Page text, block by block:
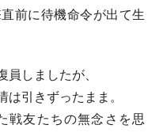
前に待機命令が出て生
員しましたが、
は引きずったまま。
戦友たちの無念さを思